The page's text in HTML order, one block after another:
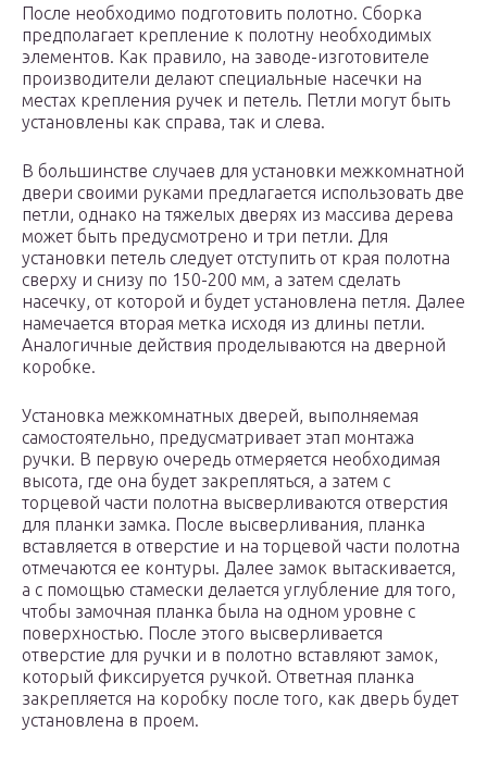
После необходимо подготовить полотно. Сборка
предполагает крепление к полотну необходимых
элементов. Как правило, на заводе-изготовителе
производители делают специальные насечки на
местах крепления ручек и петель. Петли могут быть
установлены как справа, так и слева.
В большинстве случаев для установки межкомнатной
двери своими руками предлагается использовать две
петли, однако на тяжелых дверях из массива дерева
может быть предусмотрено и три петли. Для
установки петель следует отступить от края полотна
сверху и снизу по 150-200 мм, а затем сделать
насечку, от которой и будет установлена петля. Далее
намечается вторая метка исходя из длины петли.
Аналогичные действия проделываются на дверной
коробке.
Установка межкомнатных дверей, выполняемая
самостоятельно, предусматривает этап монтажа
ручки. В первую очередь отмеряется необходимая
высота, где она будет закрепляться, а затем с
торцевой части полотна высверливаются отверстия
для планки замка. После высверливания, планка
вставляется в отверстие и на торцевой части полотна
отмечаются ее контуры. Далее замок вытаскивается,
а с помощью стамески делается углубление для того,
чтобы замочная планка была на одном уровне с
поверхностью. После этого высверливается
отверстие для ручки и в полотно вставляют замок,
который фиксируется ручкой. Ответная планка
закрепляется на коробку после того, как дверь будет
установлена в проем.